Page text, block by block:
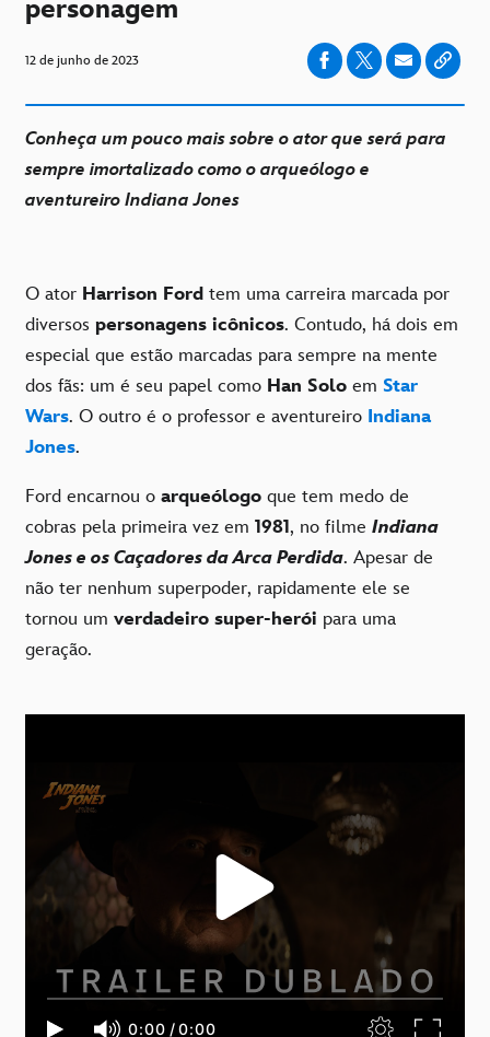
personagem
12 de junho de 2023
Conheça um pouco mais sobre o ator que será para
sempre imortalizado como o arqueólogo e
aventureiro Indiana Jones
O ator Harrison Ford tem uma carreira marcada por
diversos personagens icônicos. Contudo, há dois em
especial que estão marcadas para sempre na mente
dos fãs: um é seu papel como Han Solo em Star
Wars. O outro é o professor e aventureiro Indiana
Jones.
Ford encarnou o arqueólogo que tem medo de
cobras pela primeira vez em 1981, no filme Indiana
Jones e os Caçadores da Arca Perdida. Apesar de
não ter nenhum superpoder, rapidamente ele se
tornou um verdadeiro super-herói para uma
geração.